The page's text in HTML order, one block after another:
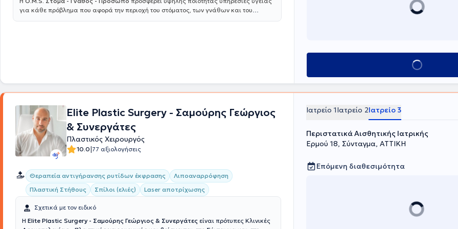
για κάθε πρόβλημα που αφορά την περιοχή του στόματος, των γνάθων και του
Κλείσε ραντεβού
Elite Plastic Surgery - Σαμούρης Γεώργιος
& Συνεργάτες
Πλαστικός Χειρουργός
10.0|77 αξιολογήσεις
Θεραπεία αντιγήρανσης ρυτίδων έκφρασης
Λιποαναρρόφηση
Πλαστική Στήθους
Σπίλοι (ελιές) Laser αποτρίχωσης
Σχετικά με τον ειδικό
Η Elite Plastic Surgery - Σαμούρης Γεώργιος & Συνεργάτες είναι πρότυπες Κλινικές
Ιατρείο 1Ιατρείο 2Ιατρείο 3
Περιστατικά Αισθητικής Ιατρικής
Ερμού 18, Σύνταγμα, ΑΤΤΙΚΗ
Επόμενη διαθεσιμότητα